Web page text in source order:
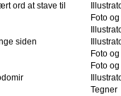
ord at stave til
Foto
siden
Foto
Foto
Tegner